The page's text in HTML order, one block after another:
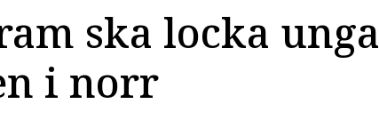
ska locka unga
i norr